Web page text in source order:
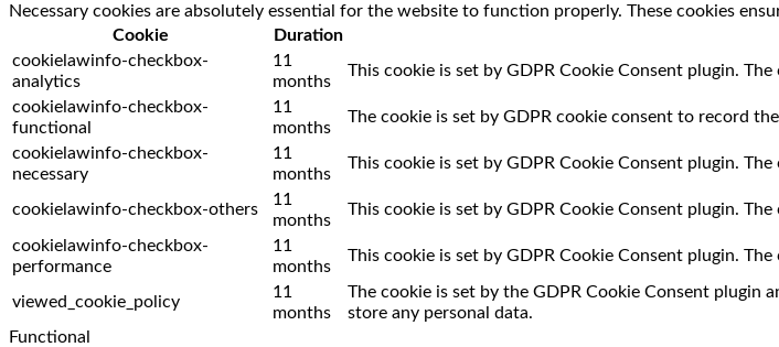
Necessary cookies are absolutely essential for the website to function properly. These cookies
Cookie
Duration
cookielawinfo-checkbox-
analytics
11
months
This cookie is set by GDPR Cookie Consent plugin.
cookielawinfo-checkbox-
functional
11
months
The cookie is set by GDPR cookie consent to record
cookielawinfo-checkbox-
necessary
11
months
This cookie is set by GDPR Cookie Consent plugin.
cookielawinfo-checkbox-others
11
months
This cookie is set by GDPR Cookie Consent plugin.
cookielawinfo-checkbox-
performance
11
months
This cookie is set by GDPR Cookie Consent plugin.
viewed_cookie_policy
11
months
The cookie is set by the GDPR Cookie Consent plugin
store any personal data.
Functional